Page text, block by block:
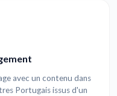
avec un contenu dans
Portugais issus d'un